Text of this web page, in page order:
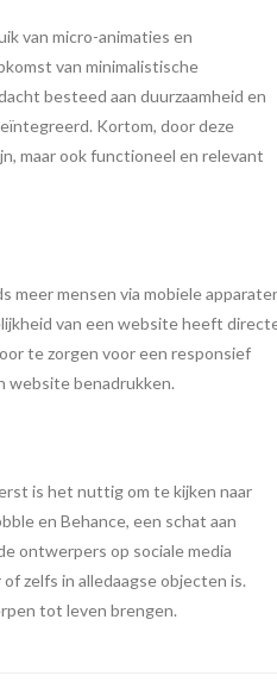
van micro-animaties en
van minimalistische
besteed aan duurzaamheid en
Kortom, door deze
maar ook functioneel en relevant
mensen via mobiele
van een website heeft
te zorgen voor een responsief
website benadrukken.
is het nuttig om te kijken naar
en Behance, een schat aan
ontwerpers op sociale media
zelfs in alledaagse objecten is.
tot leven brengen.